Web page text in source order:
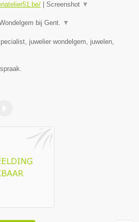
Screenshot ▼
bij Gent. ▼
juwelier wondelgem, juwelen,